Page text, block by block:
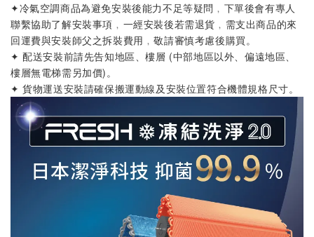
✦冷氣空調商品為避免安裝後能力不足等疑問 ﹐ 下單後會有專人
聯繫協助了解安裝事項 ﹐ 一經安裝後若需退貨 ﹐ 需支出商品的來
回運費與安裝師父之拆裝費用 ﹐敬請審慎考慮後購買。
✦ 配送安裝前請先告知地區、樓層 (中部地區以外、偏遠地區、
樓層無電梯需另加價)。
✦ 貨物運送安裝請確保搬運動線及安裝位置符合機體規格尺寸。